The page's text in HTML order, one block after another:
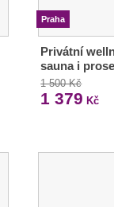
Praha
Privátní
sauna i
1 500 Kč
1 379 Kč